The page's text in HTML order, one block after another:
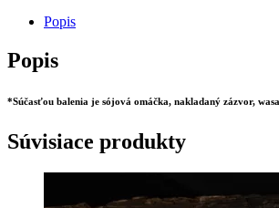
Popis
Popis
*Súčasťou balenia je sójová omáčka, nakladaný zázvor,
Súvisiace produkty